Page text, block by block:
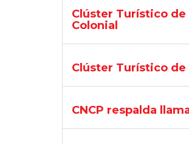
Clúster Turístico
Colonial
Clúster Turístico
CNCP respalda